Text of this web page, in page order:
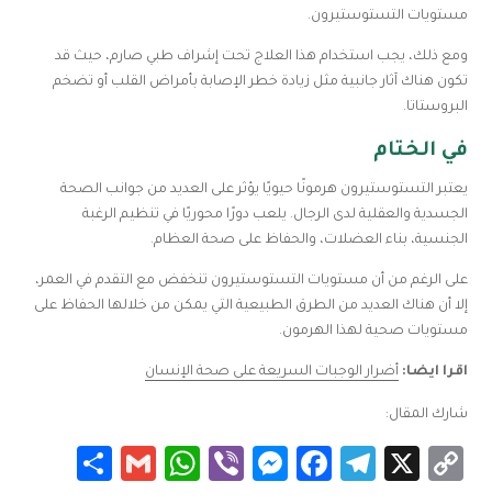
مستويات التستوستيرون.
ومع ذلك، يجب استخدام هذا العلاج تحت إشراف طبي صارم، حيث قد
تكون هناك آثار جانبية مثل زيادة خطر الإصابة بأمراض القلب أو تضخم
البروستاتا.
في الختام
يعتبر التستوستيرون هرمونًا حيويًا يؤثر على العديد من جوانب الصحة
الجسدية والعقلية لدى الرجال. يلعب دورًا محوريًا في تنظيم الرغبة
الجنسية، بناء العضلات، والحفاظ على صحة العظام.
على الرغم من أن مستويات التستوستيرون تنخفض مع التقدم في العمر،
إلا أن هناك العديد من الطرق الطبيعية التي يمكن من خلالها الحفاظ على
مستويات صحية لهذا الهرمون.
اقرا ايضا: أضرار الوجبات السريعة على صحة الإنسان
شارك المقال:
Copy
X
Telegram
Facebook
Messenger
Viber
WhatsApp
Gmail